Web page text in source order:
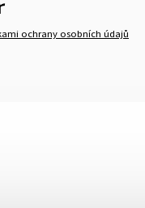
ochrany osobních údajů